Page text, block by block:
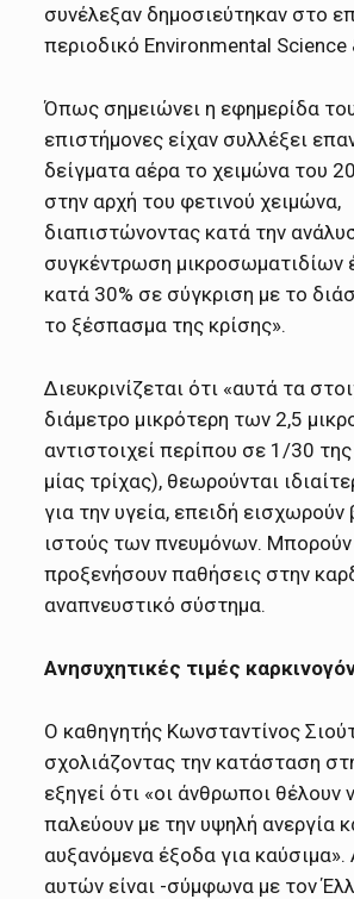
συνέλεξαν δημοσιεύτηκαν στο
περιοδικό Environmental Science
Όπως σημειώνει η εφημερίδα
επιστήμονες είχαν συλλέξει
δείγματα αέρα το χειμώνα του
στην αρχή του φετινού χειμώνα,
διαπιστώνοντας κατά την
συγκέντρωση μικροσωματιδίων
κατά 30% σε σύγκριση με το
το ξέσπασμα της κρίσης».
Διευκρινίζεται ότι «αυτά τα
διάμετρο μικρότερη των 2,5
αντιστοιχεί περίπου σε 1/30
μίας τρίχας), θεωρούνται
για την υγεία, επειδή
ιστούς των πνευμόνων.
προξενήσουν παθήσεις στην
αναπνευστικό σύστημα.
Ανησυχητικές τιμές
Ο καθηγητής Κωνσταντίνος
σχολιάζοντας την κατάσταση
εξηγεί ότι «οι άνθρωποι θέλουν
παλεύουν με την υψηλή ανεργία
αυξανόμενα έξοδα για
αυτών είναι -σύμφωνα με τον